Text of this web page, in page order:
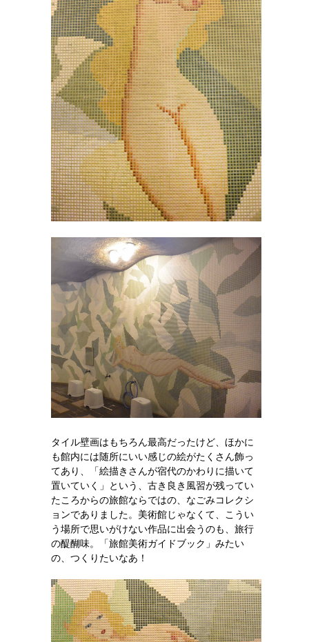
タイル壁画はもちろん最高だったけど、ほかに
も館内には随所にいい感じの絵がたくさん飾っ
てあり、「絵描きさんが宿代のかわりに描いて
置いていく」という、古き良き風習が残ってい
たころからの旅館ならではの、なごみコレクシ
ョンでありました。美術館じゃなくて、こうい
う場所で思いがけない作品に出会うのも、旅行
の醍醐味。「旅館美術ガイドブック」みたい
の、つくりたいなあ！